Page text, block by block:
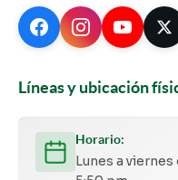
Líneas y ubicación
Horario:
Lunes a viernes